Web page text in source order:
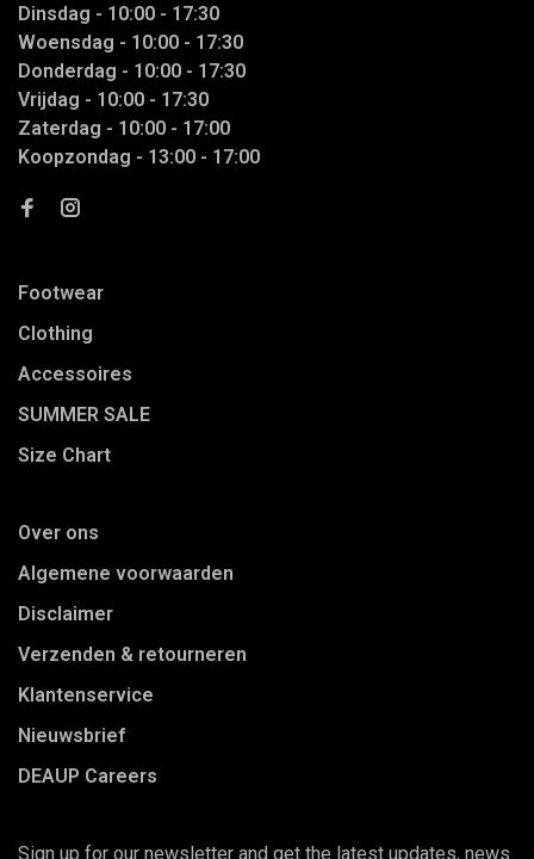
Dinsdag - 10:00 - 17:30
Woensdag - 10:00 - 17:30
Donderdag - 10:00 - 17:30
Vrijdag - 10:00 - 17:30
Zaterdag - 10:00 - 17:00
Koopzondag - 13:00 - 17:00
Footwear
Clothing
Accessoires
SUMMER SALE
Size Chart
Over ons
Algemene voorwaarden
Disclaimer
Verzenden & retourneren
Klantenservice
Nieuwsbrief
DEAUP Careers
Sign up for our newsletter and get the latest updates, news